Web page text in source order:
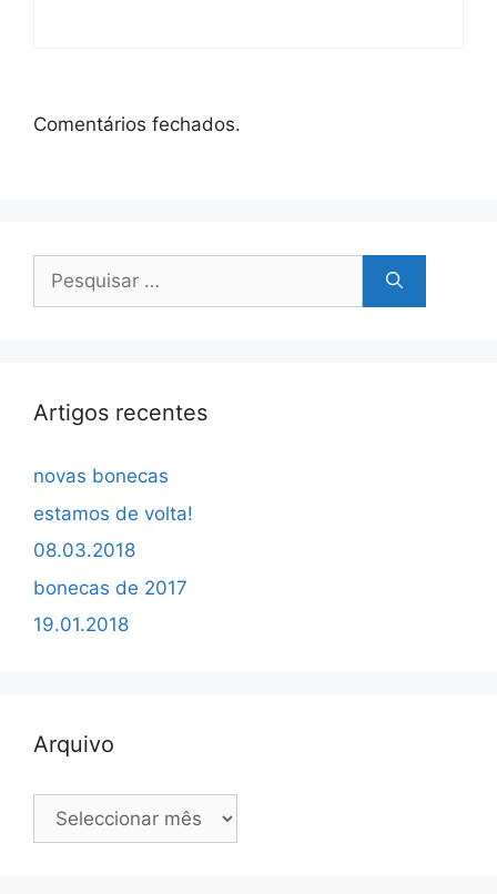
Comentários fechados.
Pesquisar
Artigos recentes
novas bonecas
estamos de volta!
08.03.2018
bonecas de 2017
19.01.2018
Arquivo
Arquivo